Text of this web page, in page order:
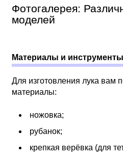
Фотогалерея:
моделей
Материалы и
Для изготовления лука вам
материалы:
ножовка;
рубанок;
крепкая верёвка (для